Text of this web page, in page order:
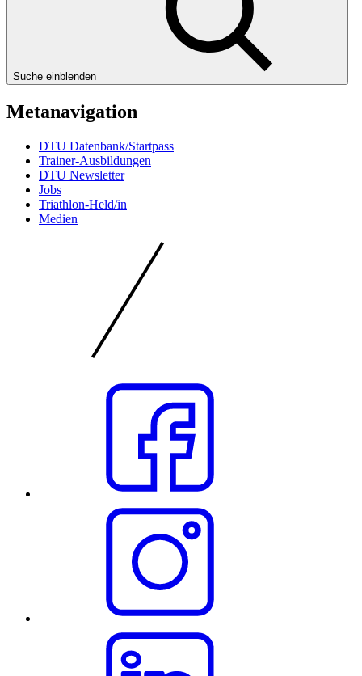
Suche einblenden
Metanavigation
DTU Datenbank/Startpass
Trainer-Ausbildungen
DTU Newsletter
Jobs
Triathlon-Held/in
Medien